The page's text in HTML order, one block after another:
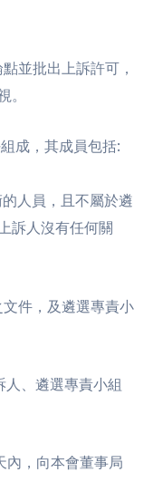
並批出上訴許可，
。
成，其成員包括:
人員，且不屬於遴
訴人沒有任何關
件，及遴選專責小
、遴選專責小組
，向本會董事局